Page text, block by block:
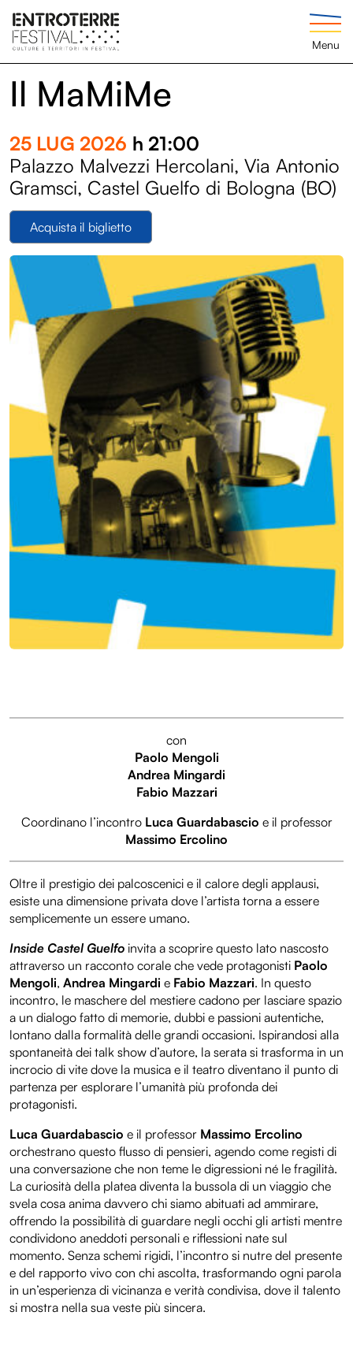
Menu
Il MaMiMe
25 LUG 2026 h 21:00
Palazzo Malvezzi Hercolani, Via Antonio
Gramsci, Castel Guelfo di Bologna (BO)
Acquista il biglietto
con
Paolo Mengoli
Andrea Mingardi
Fabio Mazzari
Coordinano l’incontro Luca Guardabascio e il professor
Massimo Ercolino
Oltre il prestigio dei palcoscenici e il calore degli applausi,
esiste una dimensione privata dove l’artista torna a essere
semplicemente un essere umano.
Inside Castel Guelfo invita a scoprire questo lato nascosto
attraverso un racconto corale che vede protagonisti Paolo
Mengoli, Andrea Mingardi e Fabio Mazzari. In questo
incontro, le maschere del mestiere cadono per lasciare spazio
a un dialogo fatto di memorie, dubbi e passioni autentiche,
lontano dalla formalità delle grandi occasioni. Ispirandosi alla
spontaneità dei talk show d’autore, la serata si trasforma in un
incrocio di vite dove la musica e il teatro diventano il punto di
partenza per esplorare l’umanità più profonda dei
protagonisti.
Luca Guardabascio e il professor Massimo Ercolino
orchestrano questo flusso di pensieri, agendo come registi di
una conversazione che non teme le digressioni né le fragilità.
La curiosità della platea diventa la bussola di un viaggio che
svela cosa anima davvero chi siamo abituati ad ammirare,
offrendo la possibilità di guardare negli occhi gli artisti mentre
condividono aneddoti personali e riflessioni nate sul
momento. Senza schemi rigidi, l’incontro si nutre del presente
e del rapporto vivo con chi ascolta, trasformando ogni parola
in un’esperienza di vicinanza e verità condivisa, dove il talento
si mostra nella sua veste più sincera.